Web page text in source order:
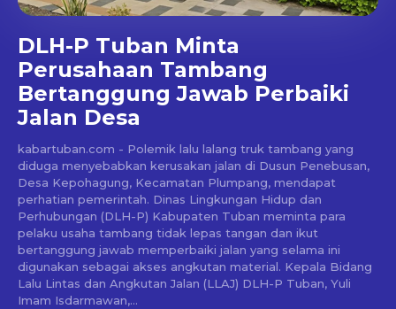
DLH-P Tuban Minta
Perusahaan Tambang
Bertanggung Jawab Perbaiki
Jalan Desa
kabartuban.com - Polemik lalu lalang truk tambang yang
diduga menyebabkan kerusakan jalan di Dusun Penebusan,
Desa Kepohagung, Kecamatan Plumpang, mendapat
perhatian pemerintah. Dinas Lingkungan Hidup dan
Perhubungan (DLH-P) Kabupaten Tuban meminta para
pelaku usaha tambang tidak lepas tangan dan ikut
bertanggung jawab memperbaiki jalan yang selama ini
digunakan sebagai akses angkutan material. Kepala Bidang
Lalu Lintas dan Angkutan Jalan (LLAJ) DLH-P Tuban, Yuli
Imam Isdarmawan,...